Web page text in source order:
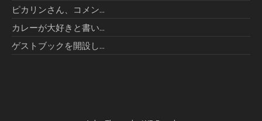
ピカリンさん、コメン...
カレーが大好きと書い...
ゲストブックを開設し...